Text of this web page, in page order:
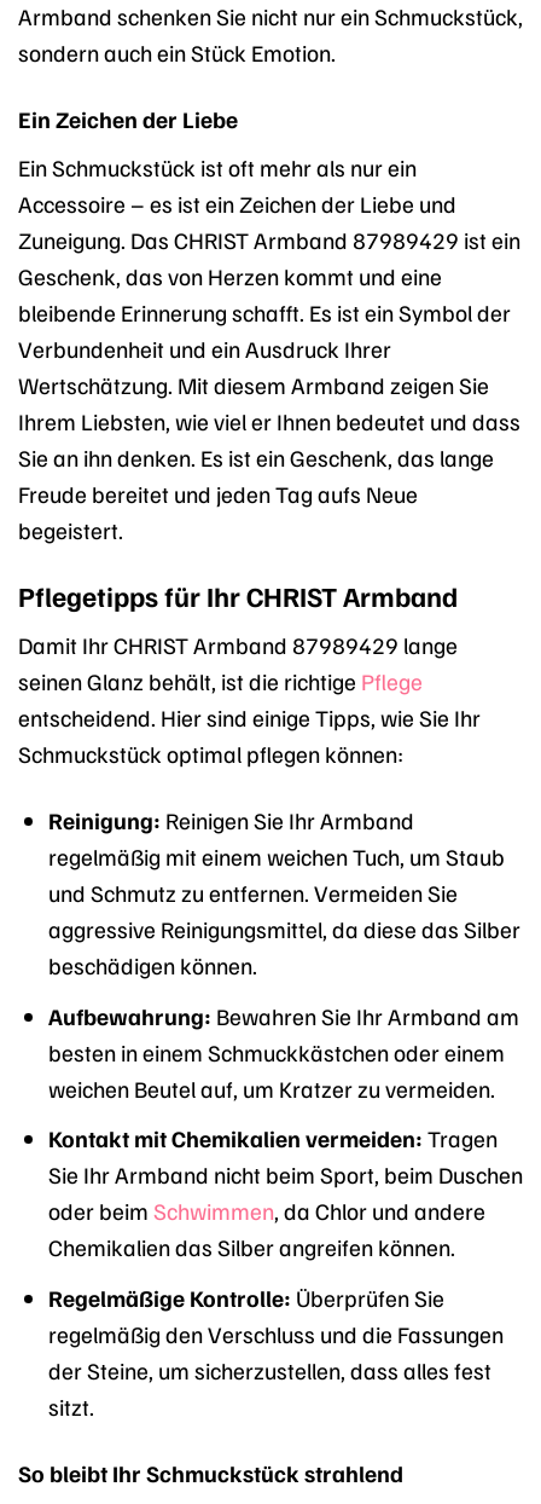
Armband schenken Sie nicht nur ein Schmuckstück,
sondern auch ein Stück Emotion.
Ein Zeichen der Liebe
Ein Schmuckstück ist oft mehr als nur ein
Accessoire – es ist ein Zeichen der Liebe und
Zuneigung. Das CHRIST Armband 87989429 ist ein
Geschenk, das von Herzen kommt und eine
bleibende Erinnerung schafft. Es ist ein Symbol der
Verbundenheit und ein Ausdruck Ihrer
Wertschätzung. Mit diesem Armband zeigen Sie
Ihrem Liebsten, wie viel er Ihnen bedeutet und dass
Sie an ihn denken. Es ist ein Geschenk, das lange
Freude bereitet und jeden Tag aufs Neue
begeistert.
Pflegetipps für Ihr CHRIST Armband
Damit Ihr CHRIST Armband 87989429 lange
seinen Glanz behält, ist die richtige Pflege
entscheidend. Hier sind einige Tipps, wie Sie Ihr
Schmuckstück optimal pflegen können:
Reinigung: Reinigen Sie Ihr Armband
regelmäßig mit einem weichen Tuch, um Staub
und Schmutz zu entfernen. Vermeiden Sie
aggressive Reinigungsmittel, da diese das Silber
beschädigen können.
Aufbewahrung: Bewahren Sie Ihr Armband am
besten in einem Schmuckkästchen oder einem
weichen Beutel auf, um Kratzer zu vermeiden.
Kontakt mit Chemikalien vermeiden: Tragen
Sie Ihr Armband nicht beim Sport, beim Duschen
oder beim Schwimmen, da Chlor und andere
Chemikalien das Silber angreifen können.
Regelmäßige Kontrolle: Überprüfen Sie
regelmäßig den Verschluss und die Fassungen
der Steine, um sicherzustellen, dass alles fest
sitzt.
So bleibt Ihr Schmuckstück strahlend